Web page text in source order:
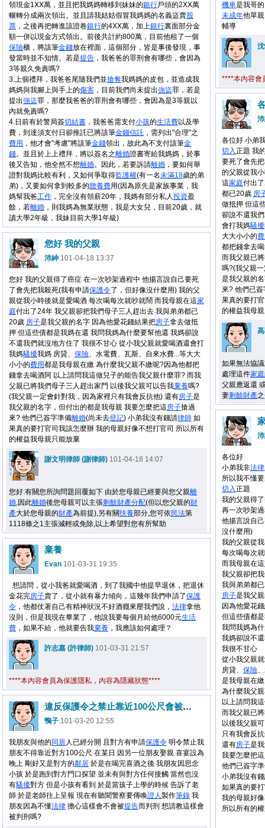
領現金1XX萬，並且把我媽媽轉移到妹妹的銀行戶頭的2XX萬
輾轉分成兩次領出。並且請我姑姑假冒我媽媽的名義盜賣股
票 ，之後再把轉進該證卷銀行的4XX萬，加上銀行裏面部分金
額一併以現金方式領出。前後共計約800萬，目前他租了一個
保險櫃，將該筆金錢放在裡面，這個部分，皆是事後發現，事
發當時並不知情。若是提告 ，我爸爸的罪刑會有哪些，會因為
3等親久免責嗎?
3.上個禮拜，我爸爸尾隨我們並搶奪我媽媽的皮包，並造成我
媽媽與我腳上與手上的傷害 ，目前我們尚未提出強盜罪，若是
提出強盜罪，那麼我爸爸的罪刑會有哪些，會因為是3等親以
內就免責嗎?
4.日前有於警局簽切結書 ，我爸爸需支付小孩的生活費以及學
費，到達須支付日卻推託已將該筆金錢信託 ，需列出"合理"之
費用 ，他才會"考慮"將該筆金錢領出，故此為不支付該筆金
錢。並且於上上禮拜，將以簽名之離婚證書寄給我媽媽，於事
後又告知，他全然不想離婚。因此，若要訴請離婚 ，要如何舉
證對我媽比較有利，又如何爭取得監護權(有一名未滿18歲的弟
弟)，又要如何拿到較多的贍養費用(因為原先是家族事業，我
媽幫我爸工作 ，完全沒有領薪20年，我媽有部分私人投資盈
餘，若離婚 ，則我媽為無業狀態，我是大女兒，目前20歲，就
讀大學2年級，我妹目前大學1年級)
機車是我哥的
未成年他單
輔導
****本內容會
各位好 小弟
切入正題 我
要死了會先
的父親從我
這家庭付出
都已20歲 房
做抵押 但這
卻說不還我
會打我媽騷擾
大大小小的
都把錢拿去
而我父親已
嗎?(我父親
是我父親的
來? 他們已簽
果真的要打
的權益我母
如果無法協
處理這件家庭
父親應返還
妻剩餘財產之
您好 我的父親
沛紳 101-04-18 13:37
您好 我的父親得了癌症 在一次吵架過程中 他揚言說自己要死
了會先把我殺死(我有申請保護令了，但好像沒什麼用) 我的父
親從我小時後就是愛喝酒 每次喝每次就吵就鬧 而我母親在這家
庭付出了24年 我父親卻把我們母子三人趕出去 我與弟弟都已
20歲 房子是我父親的名字 因為他愛花錢結果把房子拿去做抵
押 但這些債都是我媽在還 我問我媽為什麼要幫他還 我媽卻說
不還我們就沒地方住了 我很不甘心 從小我父親就愛喝酒還會打
我媽騷擾我媽 房貸、 保險、水電費、瓦斯、自來水費...等大大
小小的費用都是我母親在繳 為什麼我父親不繳呢?因為他都把
錢拿去喝酒阿 以上請問我這做兒子的能告我父親什麼罪? 而我
父親已將我們母子三人趕出家門 以後我父親可以告我棄養嗎?
(我父親一定會針對我，因為家裡只有我會反抗他) 還有房子是
我父親的名字，但付出的都是我母親 我要怎麼把這房子搶過
來? 他們已簽字準備離婚(尚未去登記) 小弟我沒有錢請律師 如
果真的要打官司我該怎麼辦 我的母親好像不想打官司 所以所有
的權益我母親只能放棄
謝文明律師 (謝律師) 101-04-18 14:07
您好:有關您所詢問題回覆如下 由於您母親已經要與您父親離
婚,因此離婚後您母親可以主張剩餘財產分配(但以您父親的財
產大於您母親的財產為前提),另有關扶養部分,您可依 民法第
1118條之1主張減輕或免除,以上希望對您有所幫助
各位好
小弟我非法律
所以我不懂
切入正題
我的父親得
再一次吵架
他揚言說自
沒什麼用)
我的父親從
每次喝每次
而我母親在這
我父親卻把
我與弟弟都
房子是我父
因為他愛花
但這些債都
我問我媽為
我媽卻說不
我很不甘心
從小我父親
房貸、 保險
是我母親在繳
為什麼我父
以上請問我
而我父親已
以後我父親
只有我會反
還有房子是
我要怎麼把這
他們已簽字
小弟我沒有
如果真的要
我的母親好
所以所有的
棄養
Evan 101-03-31 19:35
想請問，從小我爸就愛喝酒，到了我國中他提早退休，把退休
金花完房子賣了，從小就有暴力傾向，這幾年我們申請了保護
令 ，他都仗著自己有精神狀況不好酒癮來壓我們說， 法律拿他
沒則，但是我現在畢業了，他說我要每個月給他6000元生活
費 ，如果不給，他就要告我棄養 ，我應該如何處理？
許志嘉 (許律師) 101-03-31 21:57
****本內容會員為保護隱私，內容為隱藏狀態****
違反保護令之禁止靠近100公尺會被判刑嗎?
鴨子 101-03-20 12:55
我朋友與他的 同居人已經分開 且對方有申請保護令 明令禁止我
朋友不得靠近對方100公尺 在某日 因另一位朋友娶親 喜宴設為
晚上 剛好又是對方的鄰居 於是在喝完喜酒之後 我朋友因思念
小孩 於是跑到對方門口探望 並未有與對方任何接觸 當然也沒
有騷擾對方 但是小孩有看到 於是當孩子上學的時候 告訴了老
師 於是老師往上呈報 現在有聽聞警察要傳喚證人製作筆錄 我
朋友因為不懂法律 擔心這樣會不會被提告而判刑 想請教這樣會
被判刑嗎?